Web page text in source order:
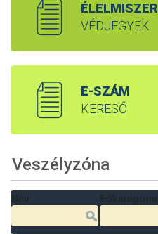
ÉLELMISZER
VÉDJEGYEK
E-SZÁM
KERESŐ
Veszélyzóna